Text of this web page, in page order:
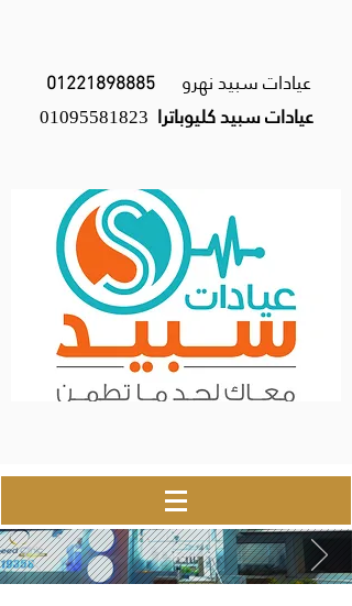
01221898885 عيادات سبيد نهرو
01095581823 عيادات سبيد كليوباترا